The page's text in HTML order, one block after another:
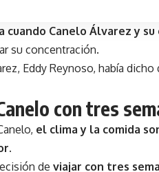
cuando Canelo Álvarez y
su concentración.
Eddy Reynoso, había
con tres
el clima y la comida
de viajar con tres